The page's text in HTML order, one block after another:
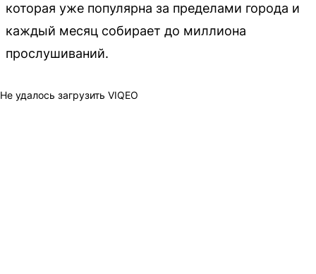
которая уже популярна за пределами города и
каждый месяц собирает до миллиона
прослушиваний.
Не удалось загрузить VIQEO